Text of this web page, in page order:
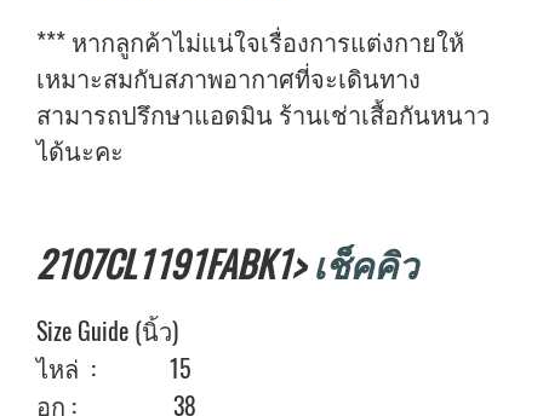
*** หากลูกค้าไม่แน่ใจเรื่องการแต่งกายให้
เหมาะสมกับสภาพอากาศที่จะเดินทาง
สามารถปรึกษาแอดมิน ร้านเช่าเสื้อกันหนาว
ได้นะคะ
2107CL1191FABK1>เช็คคิว
Size Guide (นิ้ว)
ไหล่ : 15
อก : 38